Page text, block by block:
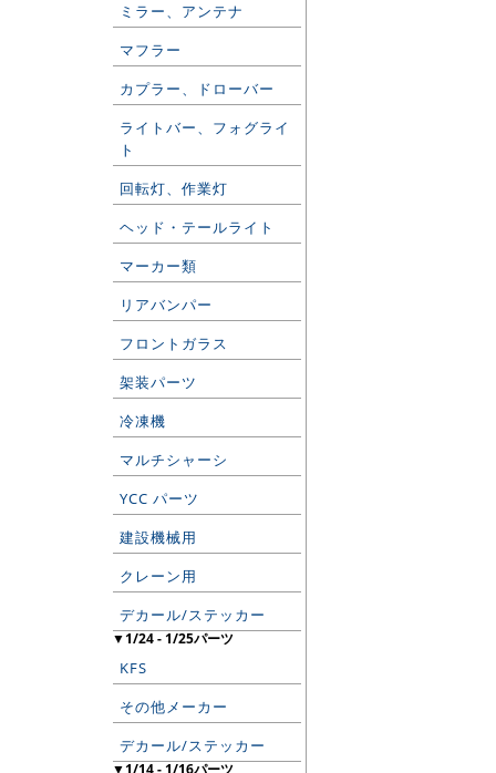
ミラー、アンテナ
マフラー
カプラー、ドローバー
ライトバー、フォグライ
ト
回転灯、作業灯
ヘッド・テールライト
マーカー類
リアバンパー
フロントガラス
架装パーツ
冷凍機
マルチシャーシ
YCC パーツ
建設機械用
クレーン用
デカール/ステッカー
▼1/24 - 1/25パーツ
KFS
その他メーカー
デカール/ステッカー
▼1/14 - 1/16パーツ